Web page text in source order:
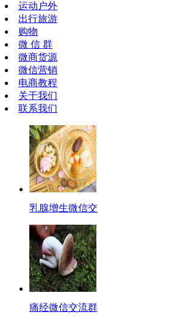
运动户外
出行旅游
购物
微 信 群
微商货源
微信营销
电商教程
关于我们
联系我们
乳腺增生微信交
痛经微信交流群